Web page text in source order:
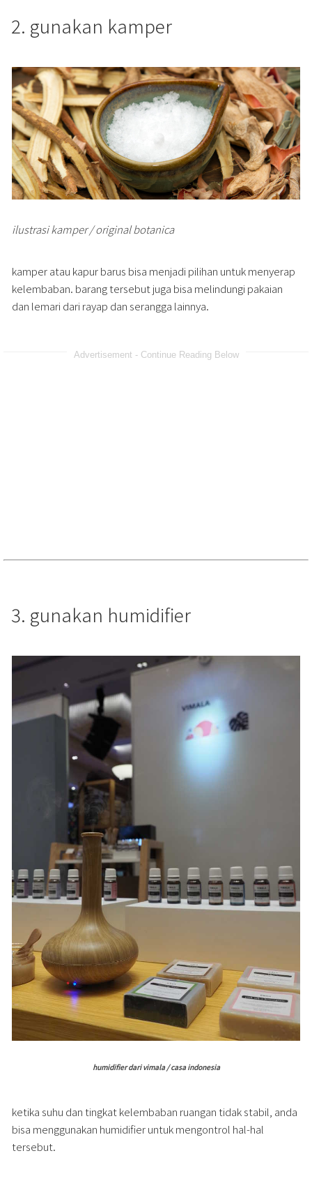
2. gunakan kamper
ilustrasi kamper / original botanica
kamper atau kapur barus bisa menjadi pilihan untuk menyerap
kelembaban. barang tersebut juga bisa melindungi pakaian
dan lemari dari rayap dan serangga lainnya.
Advertisement - Continue Reading Below
3. gunakan humidifier
humidifier dari vimala / casa indonesia
ketika suhu dan tingkat kelembaban ruangan tidak stabil, anda
bisa menggunakan humidifier untuk mengontrol hal-hal
tersebut.